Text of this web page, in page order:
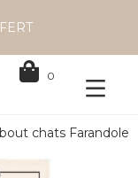
0
chats Farandole